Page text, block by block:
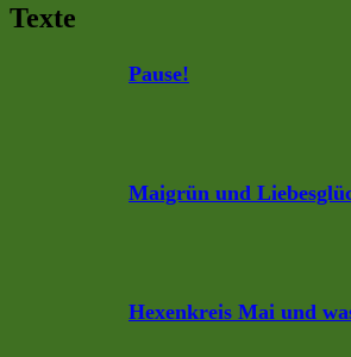
Texte
Pause!
Maigrün und
Hexenkreis Mai und